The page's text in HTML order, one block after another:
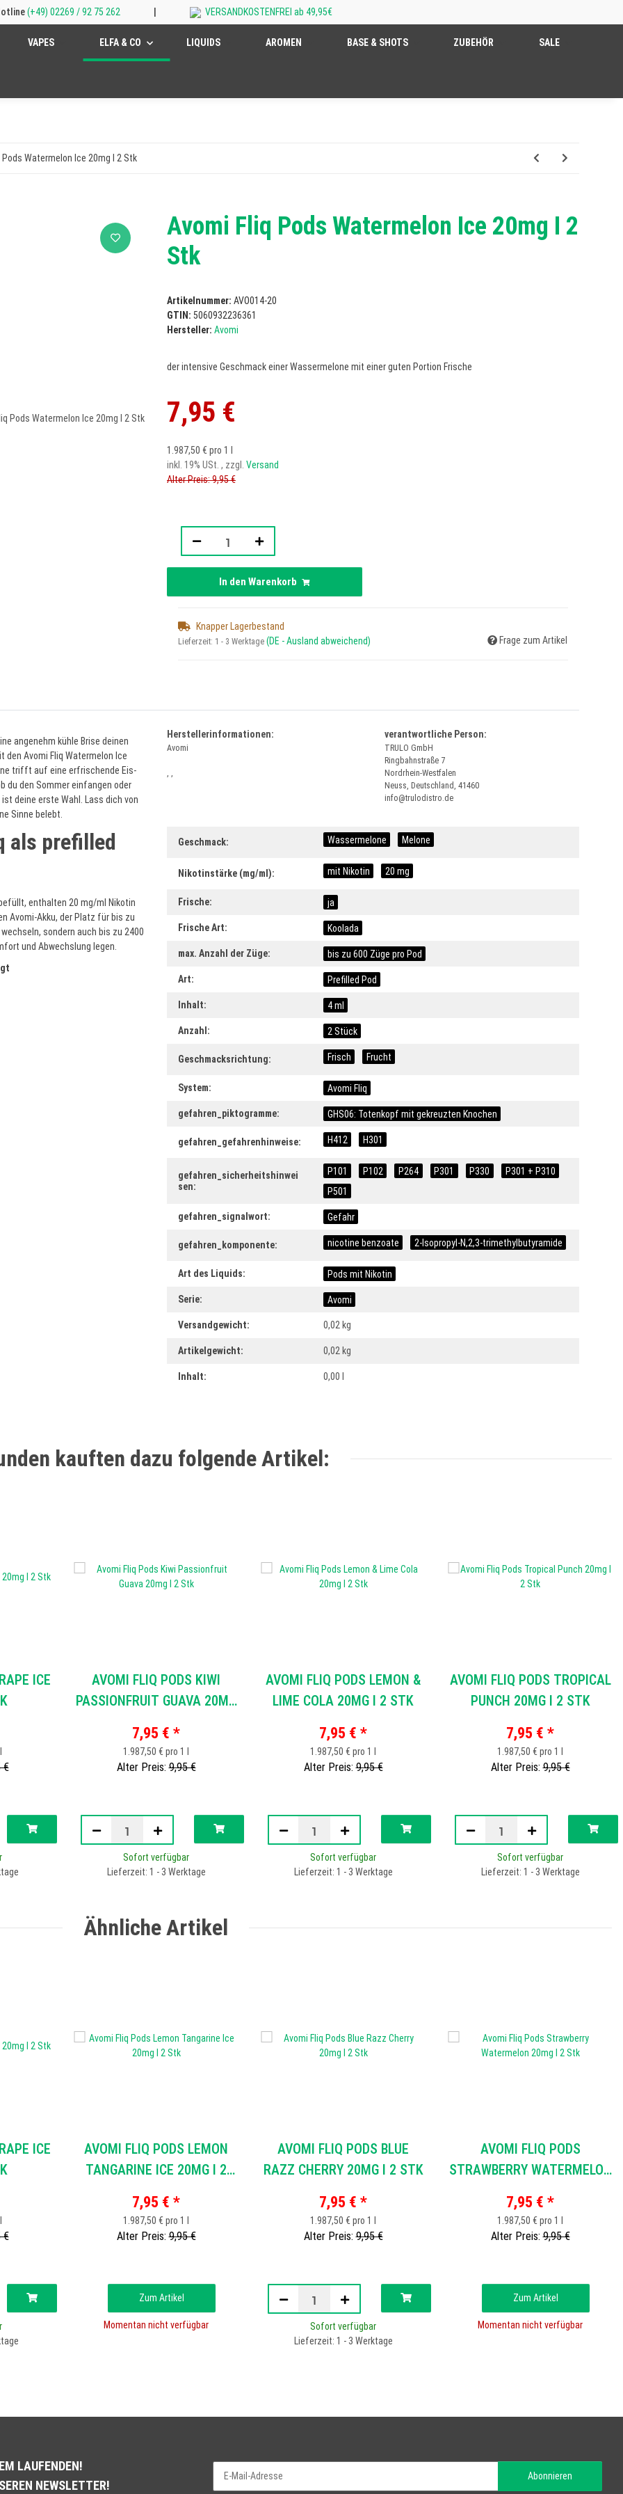
(+49) 02269 / 92 75 262 VERSANDKOSTENFREI ab 49,95€
VAPES ELFA & CO LIQUIDS AROMEN BASE & SHOTS ZUBEHÖR SALE
Pods Watermelon Ice 20mg I 2 Stk
Avomi Fliq Pods Watermelon Ice 20mg I 2
Stk
Artikelnummer: AVO014-20
GTIN: 5060932236361
Hersteller: Avomi
der intensive Geschmack einer Wassermelone mit einer guten Portion Frische
7,95 €
1.987,50 € pro 1 l
inkl. 19% USt. , zzgl. Versand
Alter Preis: 9,95 €
In den Warenkorb
Knapper Lagerbestand
Lieferzeit: 1 - 3 Werktage (DE - Ausland abweichend) Frage zum Artikel
angenehm kühle Brise deinen
Avomi Fliq Watermelon Ice
trifft auf eine erfrischende Eis-
du den Sommer einfangen oder
deine erste Wahl. Lass dich von
Sinne belebt.
als prefilled
enthalten 20 mg/ml Nikotin
Avomi-Akku, der Platz für bis zu
sondern auch bis zu 2400
und Abwechslung legen.
Herstellerinformationen:
Avomi
, ,
verantwortliche Person:
TRULO GmbH
Ringbahnstraße 7
Nordrhein-Westfalen
Neuss, Deutschland, 41460
info@trulodistro.de
Produkteigenschaft
Wert
Geschmack: Wassermelone Melone
Nikotinstärke (mg/ml): mit Nikotin 20 mg
Frische: ja
Frische Art: Koolada
max. Anzahl der Züge: bis zu 600 Züge pro Pod
Art: Prefilled Pod
Inhalt: 4 ml
Anzahl: 2 Stück
Geschmacksrichtung: Frisch Frucht
System: Avomi Fliq
gefahren_piktogramme: GHS06: Totenkopf mit gekreuzten Knochen
gefahren_gefahrenhinweise: H412 H301
gefahren_sicherheitshinwei
sen:
P101 P102 P264 P301 P330
P301 + P310
P501
gefahren_signalwort: Gefahr
gefahren_komponente: nicotine benzoate 2-Isopropyl-N,2,3-trimethylbutyramide
Art des Liquids: Pods mit Nikotin
Serie: Avomi
Versandgewicht: 0,02 kg
Artikelgewicht: 0,02 kg
Inhalt: 0,00 l
kauften dazu folgende Artikel:
ICE
€
AVOMI FLIQ PODS KIWI
PASSIONFRUIT GUAVA 20MG
7,95 € *
1.987,50 € pro 1 l
Alter Preis:9,95 €
Sofort verfügbar
Lieferzeit: 1 - 3 Werktage
AVOMI FLIQ PODS LEMON &
LIME COLA 20MG I 2 STK
7,95 € *
1.987,50 € pro 1 l
Alter Preis:9,95 €
Sofort verfügbar
Lieferzeit: 1 - 3 Werktage
AVOMI FLIQ PODS TROPICAL
PUNCH 20MG I 2 STK
7,95 € *
1.987,50 € pro 1 l
Alter Preis:9,95 €
Sofort verfügbar
Lieferzeit: 1 - 3 Werktage
Ähnliche Artikel
ICE
€
AVOMI FLIQ PODS LEMON
TANGARINE ICE 20MG I 2
7,95 € *
1.987,50 € pro 1 l
Alter Preis:9,95 €
Zum Artikel
Momentan nicht verfügbar
AVOMI FLIQ PODS BLUE
RAZZ CHERRY 20MG I 2 STK
7,95 € *
1.987,50 € pro 1 l
Alter Preis:9,95 €
Sofort verfügbar
Lieferzeit: 1 - 3 Werktage
AVOMI FLIQ PODS
STRAWBERRY WATERMELON
7,95 € *
1.987,50 € pro 1 l
Alter Preis:9,95 €
Zum Artikel
Momentan nicht verfügbar
LAUFENDEN!
NEWSLETTER!
Abonnieren